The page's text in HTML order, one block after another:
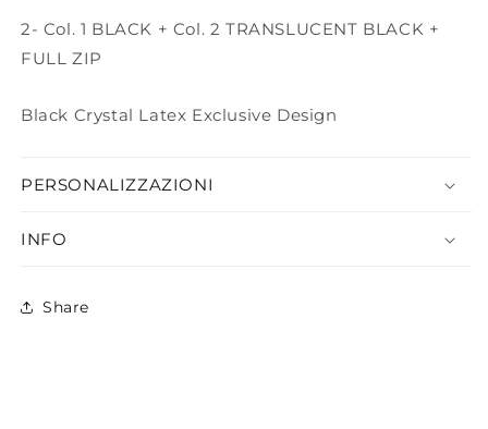
2- Col. 1 BLACK + Col. 2 TRANSLUCENT BLACK +
FULL ZIP
Black Crystal Latex Exclusive Design
PERSONALIZZAZIONI
INFO
Share